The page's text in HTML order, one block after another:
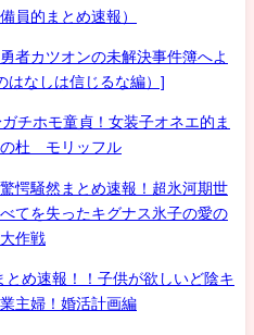
員的まとめ速報）
者カツオンの未解決事件簿へよ
はなしは信じるな編）]
ホモ童貞！女装子オネエ的ま
の杜 モリッフル
愕騒然まとめ速報！超氷河期世
てを失ったキグナス氷子の愛の
作戦
め速報！！子供が欲しいど陰キ
主婦！婚活計画編